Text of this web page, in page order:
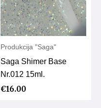
Produkcija "Saga"
Saga Shimer Base
Nr.012 15ml.
€16.00